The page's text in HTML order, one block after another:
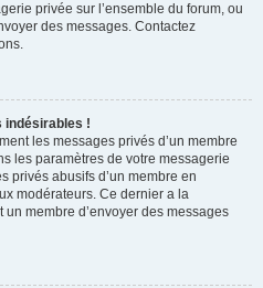
privée sur l’ensemble du forum, ou
des messages. Contactez
indésirables !
les messages privés d’un membre
les paramètres de votre messagerie
privés abusifs d’un membre en
modérateurs. Ce dernier a la
membre d’envoyer des messages